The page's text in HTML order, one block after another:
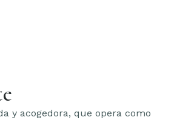
y acogedora, que opera como